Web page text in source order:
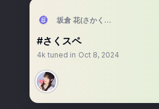
坂倉 花(さかくら さくら)
#さくスペ
4k tuned in Oct 8, 2024